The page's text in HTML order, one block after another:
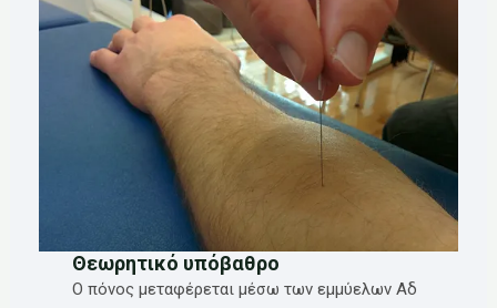
Θεωρητικό υπόβαθρο
Ο πόνος μεταφέρεται μέσω των εμμύελων Αδ